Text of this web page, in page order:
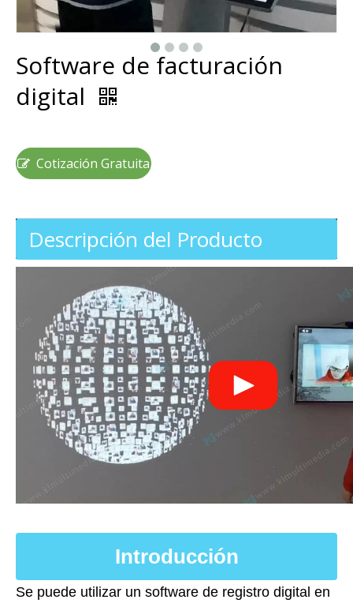
Software de facturación
digital
Cotización Gratuita
Descripción del Producto
Introducción
Se puede utilizar un software de registro digital en